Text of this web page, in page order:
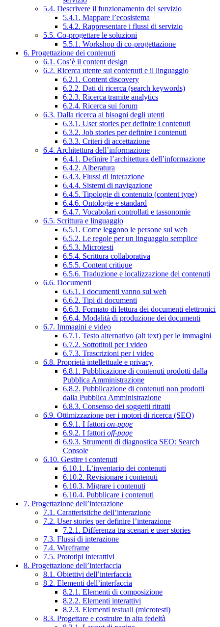
5.4. Descrivere il funzionamento del servizio
5.4.1. Mappare l’ecosistema
5.4.2. Rappresentare i flussi di servizio
5.5. Co-progettare le soluzioni
5.5.1. Workshop di co-progettazione
6. Progettazione dei contenuti
6.1. Cos’è il content design
6.2. Ricerca utente sui contenuti e il linguaggio
6.2.1. Content discovery
6.2.2. Dati di ricerca (search keywords)
6.2.3. Ricerca tramite analytics
6.2.4. Ricerca sui forum
6.3. Dalla ricerca ai bisogni degli utenti
6.3.1. User stories per definire i contenuti
6.3.2. Job stories per definire i contenuti
6.3.3. Criteri di accettazione
6.4. Architettura dell’informazione
6.4.1. Definire l’architettura dell’informazione
6.4.2. Alberatura
6.4.3. Flussi di interazione
6.4.4. Sistemi di navigazione
6.4.5. Tipologie di contenuto (content type)
6.4.6. Ontologie e standard
6.4.7. Vocabolari controllati e tassonomie
6.5. Scrittura e linguaggio
6.5.1. Come leggono le persone sul web
6.5.2. Le regole per un linguaggio semplice
6.5.3. Microtesti
6.5.4. Scrittura collaborativa
6.5.5. Content critique
6.5.6. Traduzione e localizzazione dei contenuti
6.6. Documenti
6.6.1. I documenti vanno sul web
6.6.2. Tipi di documenti
6.6.3. Formato di lettura dei documenti elettronici
6.6.4. Modalità di produzione dei documenti
6.7. Immagini e video
6.7.1. Testo alternativo (alt text) per le immagini
6.7.2. Sottotitoli per i video
6.7.3. Trascrizioni per i video
6.8. Proprietà intellettuale e privacy
6.8.1. Pubblicazione di contenuti prodotti dalla
Pubblica Amministrazione
6.8.2. Pubblicazione di contenuti non prodotti
dalla Pubblica Amministrazione
6.8.3. Consenso dei soggetti ritratti
6.9. Ottimizzazione per i motori di ricerca (SEO)
6.9.1. I fattori on-page
6.9.2. I fattori off-page
6.9.3. Strumenti di diagnostica SEO: Search
Console
6.10. Gestire i contenuti
6.10.1. L’inventario dei contenuti
6.10.2. Revisionare i contenuti
6.10.3. Migrare i contenuti
6.10.4. Pubblicare i contenuti
7. Progettazione dell’interazione
7.1. Caratteristiche dell’interazione
7.2. User stories per definire l’interazione
7.2.1. Differenza tra scenari e user stories
7.3. Flussi di interazione
7.4. Wireframe
7.5. Prototipi interattivi
8. Progettazione dell’interfaccia
8.1. Obiettivi dell’interfaccia
8.2. Elementi dell’interfaccia
8.2.1. Elementi di composizione
8.2.2. Elementi interattivi
8.2.3. Elementi testuali (microtesti)
8.3. Progettare e costruire in alta fedeltà